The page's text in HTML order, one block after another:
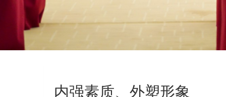
内强素质、外塑形象